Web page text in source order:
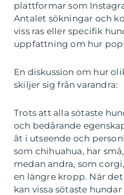
plattformar som
Antalet sökningar och
viss ras eller specifik
uppfattning om hur
En diskussion om hur
skiljer sig från varandra:
Trots att alla sötaste
och bedårande
åt i utseende och
som chihuahua, har
medan andra, som
en längre kropp. När
kan vissa sötaste